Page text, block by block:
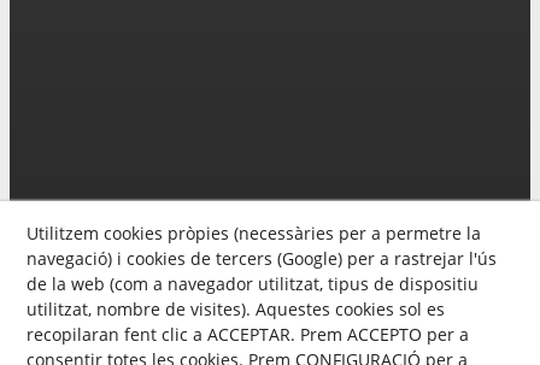
Utilitzem cookies pròpies (necessàries per a permetre la
navegació) i cookies de tercers (Google) per a rastrejar l'ús
de la web (com a navegador utilitzat, tipus de dispositiu
utilitzat, nombre de visites). Aquestes cookies sol es
recopilaran fent clic a ACCEPTAR. Prem ACCEPTO per a
consentir totes les cookies. Prem CONFIGURACIÓ per a